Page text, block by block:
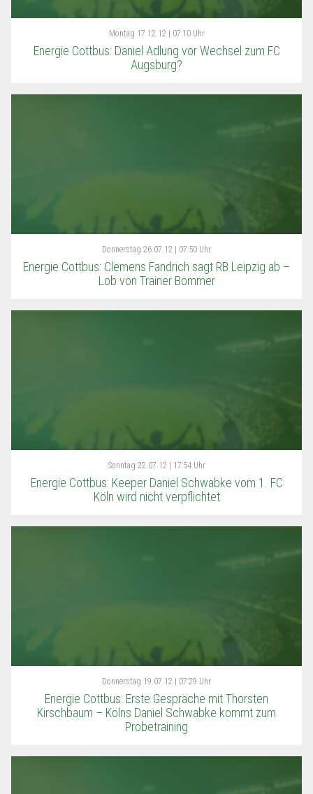
Montag 17.12.12 | 07:10 Uhr
Energie Cottbus: Daniel Adlung vor Wechsel zum FC
Augsburg?
Donnerstag 26.07.12 | 07:50 Uhr
Energie Cottbus: Clemens Fandrich sagt RB Leipzig ab –
Lob von Trainer Bommer
Sonntag 22.07.12 | 17:54 Uhr
Energie Cottbus: Keeper Daniel Schwabke vom 1. FC
Köln wird nicht verpflichtet
Donnerstag 19.07.12 | 07:29 Uhr
Energie Cottbus: Erste Gespräche mit Thorsten
Kirschbaum – Kölns Daniel Schwabke kommt zum
Probetraining